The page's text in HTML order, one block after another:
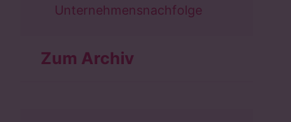
Unternehmensnachfolge
Zum Archiv